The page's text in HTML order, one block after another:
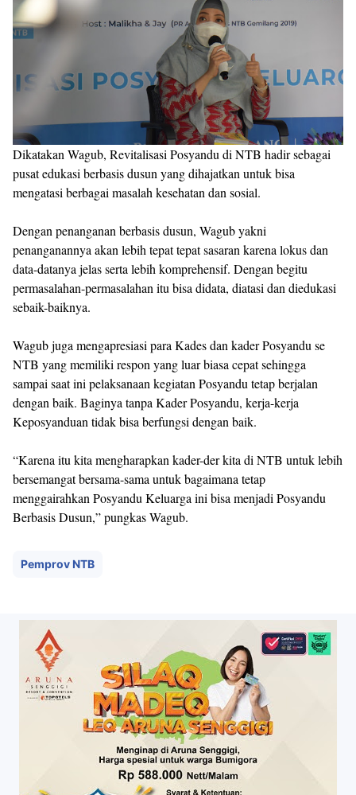
Dikatakan Wagub, Revitalisasi Posyandu di NTB hadir sebagai
pusat edukasi berbasis dusun yang dihajatkan untuk bisa
mengatasi berbagai masalah kesehatan dan sosial.
Dengan penanganan berbasis dusun, Wagub yakni
penanganannya akan lebih tepat tepat sasaran karena lokus dan
data-datanya jelas serta lebih komprehensif. Dengan begitu
permasalahan-permasalahan itu bisa didata, diatasi dan diedukasi
sebaik-baiknya.
Wagub juga mengapresiasi para Kades dan kader Posyandu se
NTB yang memiliki respon yang luar biasa cepat sehingga
sampai saat ini pelaksanaan kegiatan Posyandu tetap berjalan
dengan baik. Baginya tanpa Kader Posyandu, kerja-kerja
Keposyanduan tidak bisa berfungsi dengan baik.
“Karena itu kita mengharapkan kader-der kita di NTB untuk lebih
bersemangat bersama-sama untuk bagaimana tetap
menggairahkan Posyandu Keluarga ini bisa menjadi Posyandu
Berbasis Dusun,” pungkas Wagub.
Pemprov NTB